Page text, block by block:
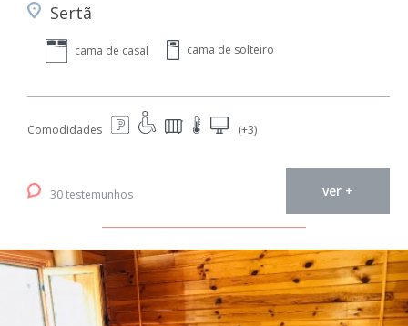
Sertã
cama de casal cama de solteiro
Comodidades (+3)
30 testemunhos ver +